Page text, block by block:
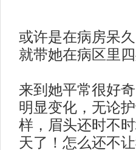
或许是在病房呆久
就带她在病区里四
来到她平常很好
明显变化，无论
样，眉头还时不
天了！怎么还不